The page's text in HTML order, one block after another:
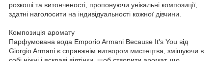
розкоші та витонченості, пропонуючи унікальні композиції,
здатні наголосити на індивідуальності кожної дівчини.
Композиція аромату
Парфумована вода Emporio Armani Because It's You від
Giorgio Armani є справжнім витвором мистецтва, змішуючи в